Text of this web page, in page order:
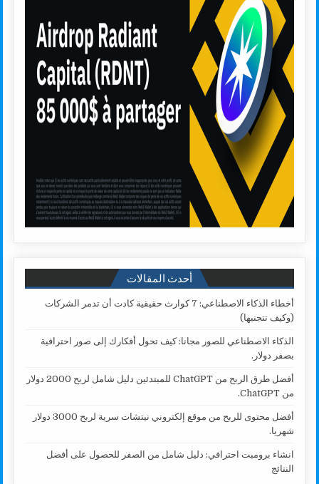
أحدث المقالات
أخطاء الذكاء الاصطناعي: 7 كوارث حقيقية كادت أن تدمر الشركات
(وكيف تتجنبها)
الذكاء الاصطناعي للصور مجانا: كيف تحول أفكارك إلى صور احترافية
بصفر دولار.
أفضل طرق الربح من ChatGPT للمبتدئين دليل شامل لربح 2000 دولار
من ChatGPT.
أفضل محتوى للربح من موقع إلكتروني نيتشات سرية لربح 3000 دولار
شهريا.
انشاء برومبت احترافي: دليل شامل من الصفر للحصول على أفضل
النتائج